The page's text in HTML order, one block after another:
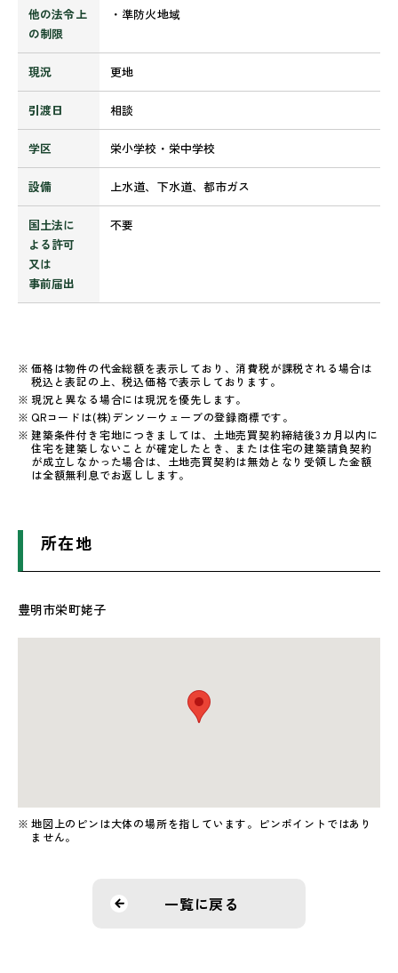
他の法令上
の制限
・準防火地域
現況 更地
引渡日 相談
学区 栄小学校・栄中学校
設備 上水道、下水道、都市ガス
国土法に
よる許可
又は
事前届出
不要
価格は物件の代金総額を表示しており、消費税が課税される場合は
税込と表記の上、税込価格で表示しております。
現況と異なる場合には現況を優先します。
QRコードは(株)デンソーウェーブの登録商標です。
建築条件付き宅地につきましては、土地売買契約締結後3カ月以内に
住宅を建築しないことが確定したとき、または住宅の建築請負契約
が成立しなかった場合は、土地売買契約は無効となり受領した金額
は全額無利息でお返しします。
所在地
豊明市栄町姥子
地図上のピンは大体の場所を指しています。ピンポイントではあり
ません。
一覧に戻る